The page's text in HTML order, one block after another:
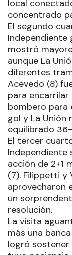
local
concentrado
El segundo
Independiente
mostró
aunque La
diferentes
Acevedo (8)
para encarrilar
bombero para
gol y La Unión
equilibrado
El tercer
Independiente
acción de 2+1
(7). Filippetti y
aprovecharon
un
resolución.
La visita
más una
logró sostener